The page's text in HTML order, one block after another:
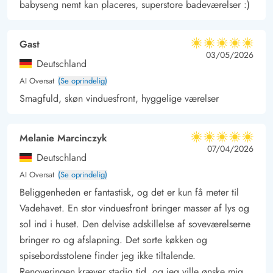
rådighed.
jeres hund til at boltre sig – 1 trofast ven er velkommen.
Rømø er et meget populært ferieområde, kendt for sin dejligt
brede sandstrand og det imponerende klitlandskab.
Mulighederne for wind- og vandsportsfolk er unikke – hvad
modige sportsfolk.
Øen er også et paradis for naturvenner: Prøv kræfter med at
samle rav eller udforsk de
Derudover er Rømø en del af UNESCOs verdensnaturarv takket
være sit imponerende dyreliv, herunder trækfugle og sæler.
Ikke kun Rømø selv tilbyder imponerende seværdigheder.
Udflugter til det nærliggende Sylt eller Mandø beriger jeres
ferie med endnu mere variation. Oplev historiske steder som
babyseng nemt kan placeres, superstore badeværelser :)
Gast
Deutschland
AI Oversat (Se oprindelig)
5 ud af 5
5 ud af 5
5 out of 5
03/05/2026
Smagfuld, skøn vinduesfront, hyggelige værelser
Melanie Marcinczyk
Deutschland
AI Oversat (Se oprindelig)
5 ud af 5
5 ud af 5
5 out of 5
07/04/2026
Beliggenheden er fantastisk, og det er kun få meter til
Vadehavet. En stor vinduesfront bringer masser af lys og
sol ind i huset. Den delvise adskillelse af soveværelserne
bringer ro og afslapning. Det sorte køkken og
spisebordsstolene finder jeg ikke tiltalende.